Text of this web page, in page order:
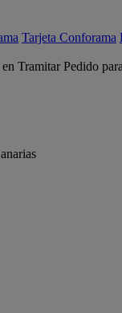
Tarjeta Conforama
Tramitar Pedido